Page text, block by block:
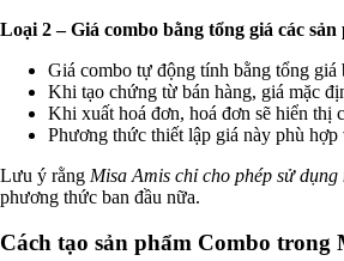
Loại 2 – Giá combo bằng tổng giá các
Giá combo tự động tính bằng tổng giá
Khi tạo chứng từ bán hàng, giá mặc
Khi xuất hoá đơn, hoá đơn sẽ hiển thị
Phương thức thiết lập giá này phù
Lưu ý rằng Misa Amis chỉ cho phép sử
phương thức ban đầu nữa.
Cách tạo sản phẩm Combo trong